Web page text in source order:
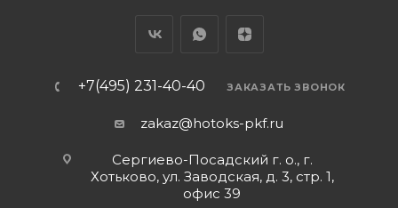
+7(495) 231-40-40 ЗАКАЗАТЬ ЗВОНОК
zakaz@hotoks-pkf.ru
Сергиево-Посадский г. о., г.
Хотьково, ул. Заводская, д. 3, стр. 1,
офис 39